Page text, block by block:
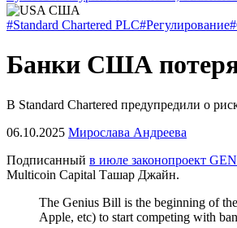
#Standard Chartered PLC#Регулирование
Банки США
В Standard Chartered предупредили о
06.10.2025 Мирослава Андреева
Подписанный в июле законопроект
Multicoin Capital Ташар Джайн.
The Genius Bill is the beginning of
Apple, etc) to start competing with